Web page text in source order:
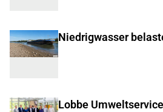
Niedrigwasser
Lobbe